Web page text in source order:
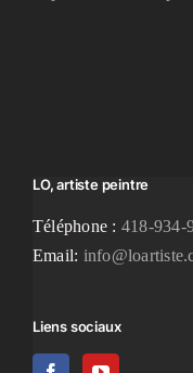
LO, artiste peintre
Téléphone : 418-934-
Email:
Liens sociaux